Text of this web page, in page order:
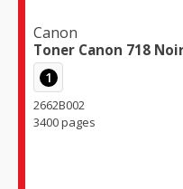
Canon
Toner Canon 718
1
2662B002
3400 pages